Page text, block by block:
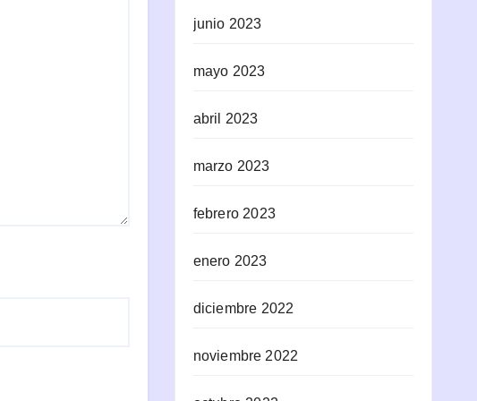
junio 2023
mayo 2023
abril 2023
marzo 2023
febrero 2023
enero 2023
diciembre 2022
noviembre 2022